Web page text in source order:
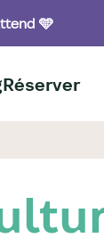
🩵
Réserver